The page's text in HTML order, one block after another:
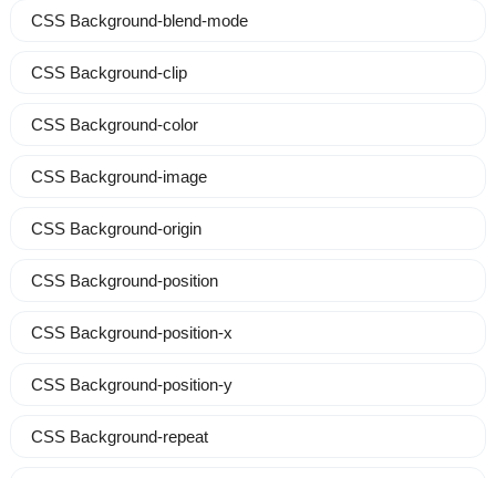
CSS Background-blend-mode
CSS Background-clip
CSS Background-color
CSS Background-image
CSS Background-origin
CSS Background-position
CSS Background-position-x
CSS Background-position-y
CSS Background-repeat